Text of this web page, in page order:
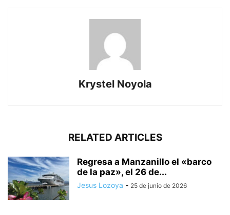
Krystel Noyola
RELATED ARTICLES
Regresa a Manzanillo el «barco
de la paz», el 26 de...
Jesus Lozoya - 25 de junio de 2026